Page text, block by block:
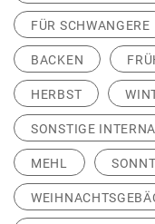
FÜR SCHWANGERE
BACKEN
HERBST
SONSTIGE
MEHL